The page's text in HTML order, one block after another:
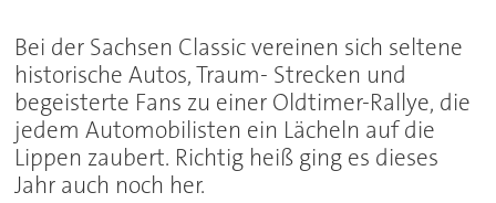
Bei der Sachsen Classic vereinen sich seltene
historische Autos, Traum- Strecken und
begeisterte Fans zu einer Oldtimer-Rallye, die
jedem Automobilisten ein Lächeln auf die
Lippen zaubert. Richtig heiß ging es dieses
Jahr auch noch her.